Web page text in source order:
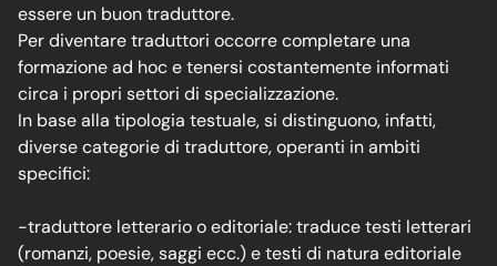
essere un buon traduttore.
Per diventare traduttori occorre completare una
formazione ad hoc e tenersi costantemente informati
circa i propri settori di specializzazione.
In base alla tipologia testuale, si distinguono, infatti,
diverse categorie di traduttore, operanti in ambiti
specifici:
-traduttore letterario o editoriale: traduce testi letterari
(romanzi, poesie, saggi ecc.) e testi di natura editoriale